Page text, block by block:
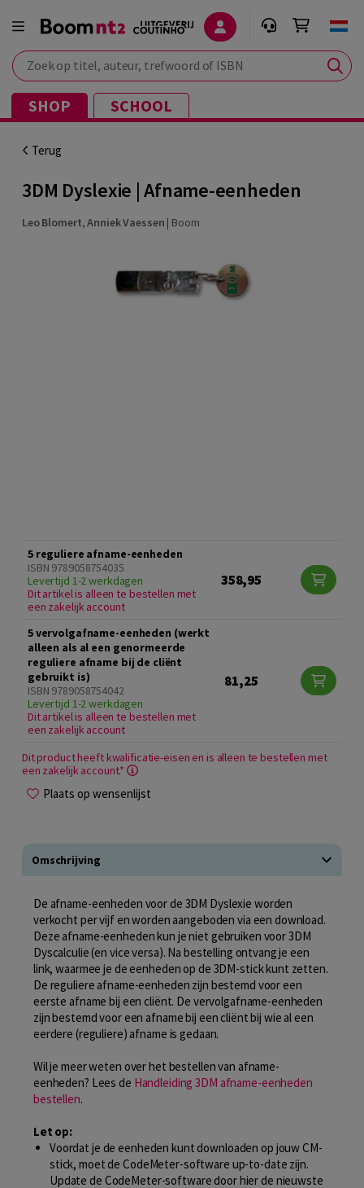
Zoek op titel, auteur, trefwoord of ISBN
SHOP SCHOOL
Terug
3DM Dyslexie | Afname-eenheden
Leo Blomert,Anniek Vaessen | Boom
5 reguliere afname-eenheden
ISBN 9789058754035
Levertijd 1-2 werkdagen
Dit artikel is alleen te bestellen met
een zakelijk account
358,95
5 vervolgafname-eenheden (werkt
alleen als al een genormeerde
reguliere afname bij de cliënt
gebruikt is)
ISBN 9789058754042
Levertijd 1-2 werkdagen
Dit artikel is alleen te bestellen met
een zakelijk account
81,25
Dit product heeft kwalificatie-eisen en is alleen te bestellen met
een zakelijk account.*
Plaats op wensenlijst
Omschrijving
De afname-eenheden voor de 3DM Dyslexie worden
verkocht per vijf en worden aangeboden via een download.
Deze afname-eenheden kun je niet gebruiken voor 3DM
Dyscalculie (en vice versa). Na bestelling ontvang je een
link, waarmee je de eenheden op de 3DM-stick kunt zetten.
De reguliere afname-eenheden zijn bestemd voor een
eerste afname bij een cliënt. De vervolgafname-eenheden
zijn bestemd voor een afname bij een cliënt bij wie al een
eerdere (reguliere) afname is gedaan.
Wil je meer weten over het bestellen van afname-
eenheden? Lees de Handleiding 3DM afname-eenheden
bestellen.
Let op:
Voordat je de eenheden kunt downloaden op jouw CM-
stick, moet de CodeMeter-software up-to-date zijn.
Update de CodeMeter-software door hier de nieuwste